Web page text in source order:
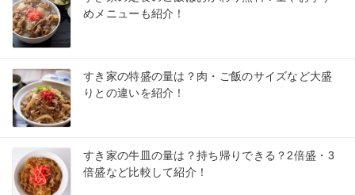
めメニューも紹介！
すき家の特盛の量は？肉・ご飯のサイズなど大盛
りとの違いを紹介！
すき家の牛皿の量は？持ち帰りできる？2倍盛・3
倍盛など比較して紹介！